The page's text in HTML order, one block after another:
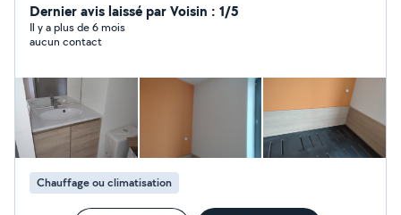
l'électricité et la vmc. je peux me déplacer sur Saint
Etienne et sa région N'hésitez pas à me contacter pour
plus d'information
Dernier avis laissé par Voisin : 1/5
Il y a plus de 6 mois
aucun contact
Chauffage ou climatisation